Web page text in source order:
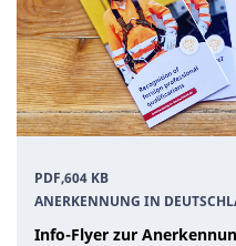
PDF,604 KB
ANERKENNUNG IN
Info-Flyer zur